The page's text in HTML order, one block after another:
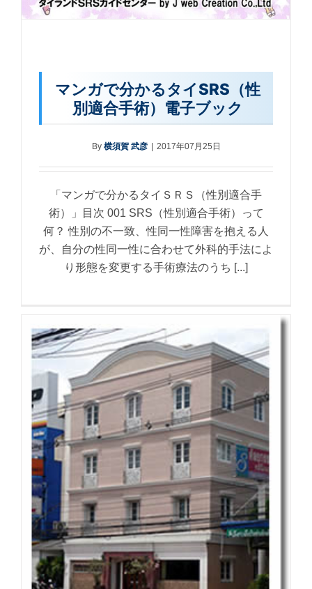
マンガで分かるタイSRS（性
別適合手術）電子ブック
By 横須賀 武彦 2017年07月25日
「マンガで分かるタイＳＲＳ（性別適合手
術）」目次 001 SRS（性別適合手術）って
何？ 性別の不一致、性同一性障害を抱える人
が、自分の性同一性に合わせて外科的手法によ
り形態を変更する手術療法のうち [...]